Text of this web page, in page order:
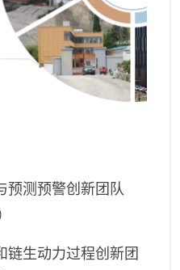
预测预警创新团队
链生动力过程创新团